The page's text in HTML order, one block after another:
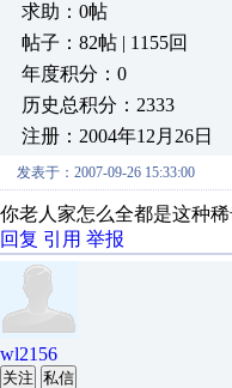
求助：0帖
帖子：82帖 | 1155回
年度积分：0
历史总积分：2333
注册：2004年12月26日
发表于：2007-09-26 15:33:00
你老人家怎么全都是这种
回复 引用 举报
wl2156
关注 私信